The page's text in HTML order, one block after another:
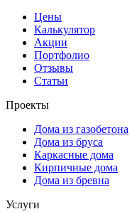
Цены
Калькулятор
Акции
Портфолио
Отзывы
Статьи
Проекты
Дома из газобетона
Дома из бруса
Каркасные дома
Кирпичные дома
Дома из бревна
Услуги